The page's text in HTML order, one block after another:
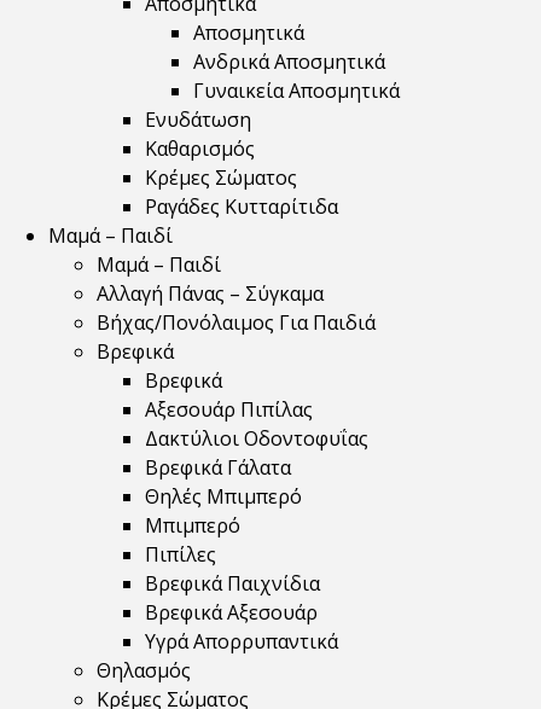
Αποσμητικά
Ανδρικά Αποσμητικά
Γυναικεία Αποσμητικά
Ενυδάτωση
Καθαρισμός
Κρέμες Σώματος
Ραγάδες Κυτταρίτιδα
Μαμά – Παιδί
Μαμά – Παιδί
Αλλαγή Πάνας – Σύγκαμα
Βήχας/Πονόλαιμος Για Παιδιά
Βρεφικά
Βρεφικά
Αξεσουάρ Πιπίλας
Δακτύλιοι Οδοντοφυΐας
Βρεφικά Γάλατα
Θηλές Μπιμπερό
Μπιμπερό
Πιπίλες
Βρεφικά Παιχνίδια
Βρεφικά Αξεσουάρ
Υγρά Απορρυπαντικά
Θηλασμός
Κρέμες Σώματος